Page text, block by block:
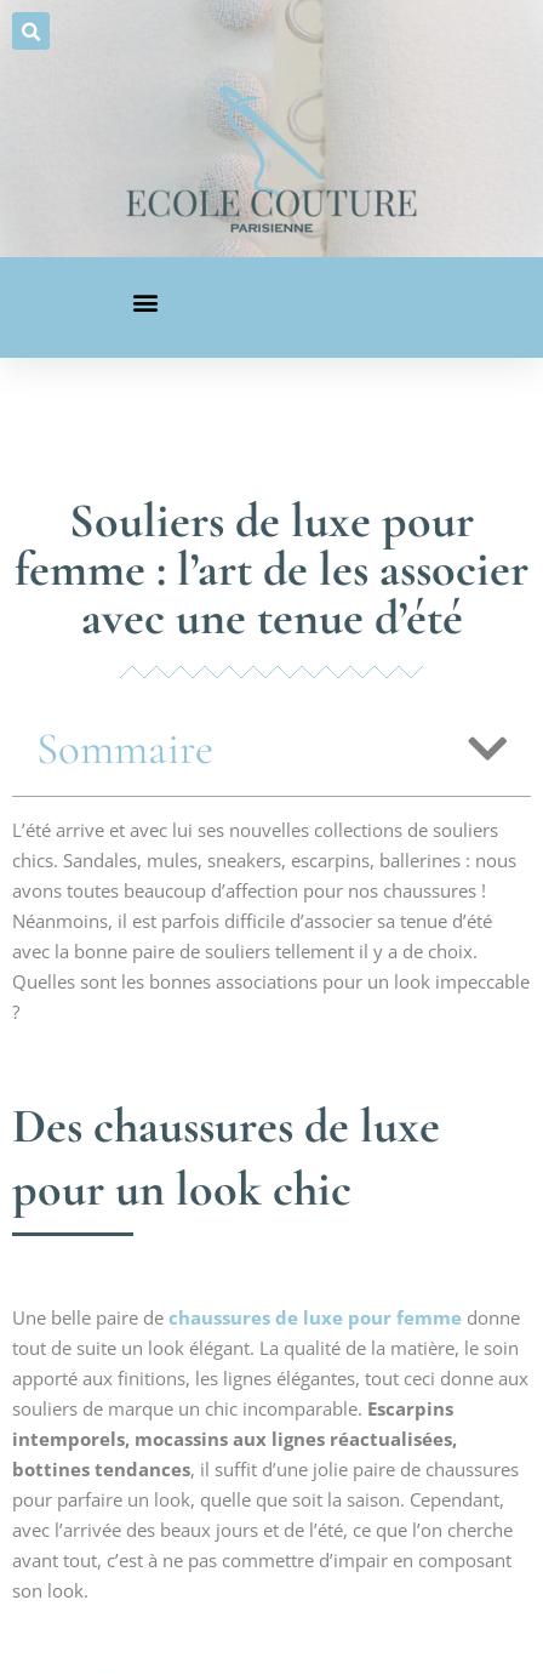
Souliers de luxe pour
femme : l’art de les associer
avec une tenue d’été
Sommaire
L’été arrive et avec lui ses nouvelles collections de souliers
chics. Sandales, mules, sneakers, escarpins, ballerines : nous
avons toutes beaucoup d’affection pour nos chaussures !
Néanmoins, il est parfois difficile d’associer sa tenue d’été
avec la bonne paire de souliers tellement il y a de choix.
Quelles sont les bonnes associations pour un look impeccable
?
Des chaussures de luxe
pour un look chic
Une belle paire de chaussures de luxe pour femme donne
tout de suite un look élégant. La qualité de la matière, le soin
apporté aux finitions, les lignes élégantes, tout ceci donne aux
souliers de marque un chic incomparable. Escarpins
intemporels, mocassins aux lignes réactualisées,
bottines tendances, il suffit d’une jolie paire de chaussures
pour parfaire un look, quelle que soit la saison. Cependant,
avec l’arrivée des beaux jours et de l’été, ce que l’on cherche
avant tout, c’est à ne pas commettre d’impair en composant
son look.